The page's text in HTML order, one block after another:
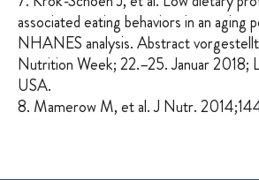
associated eating behaviors in an aging
NHANES analysis. Abstract
Nutrition Week; 22.–25. Januar 2018;
USA.
8. Mamerow M, et al. J Nutr.